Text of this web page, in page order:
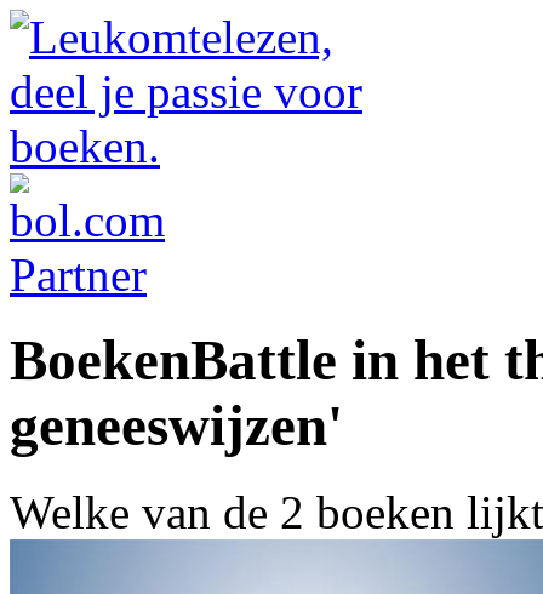
BoekenBattle in het
geneeswijzen'
Welke van de 2 boeken